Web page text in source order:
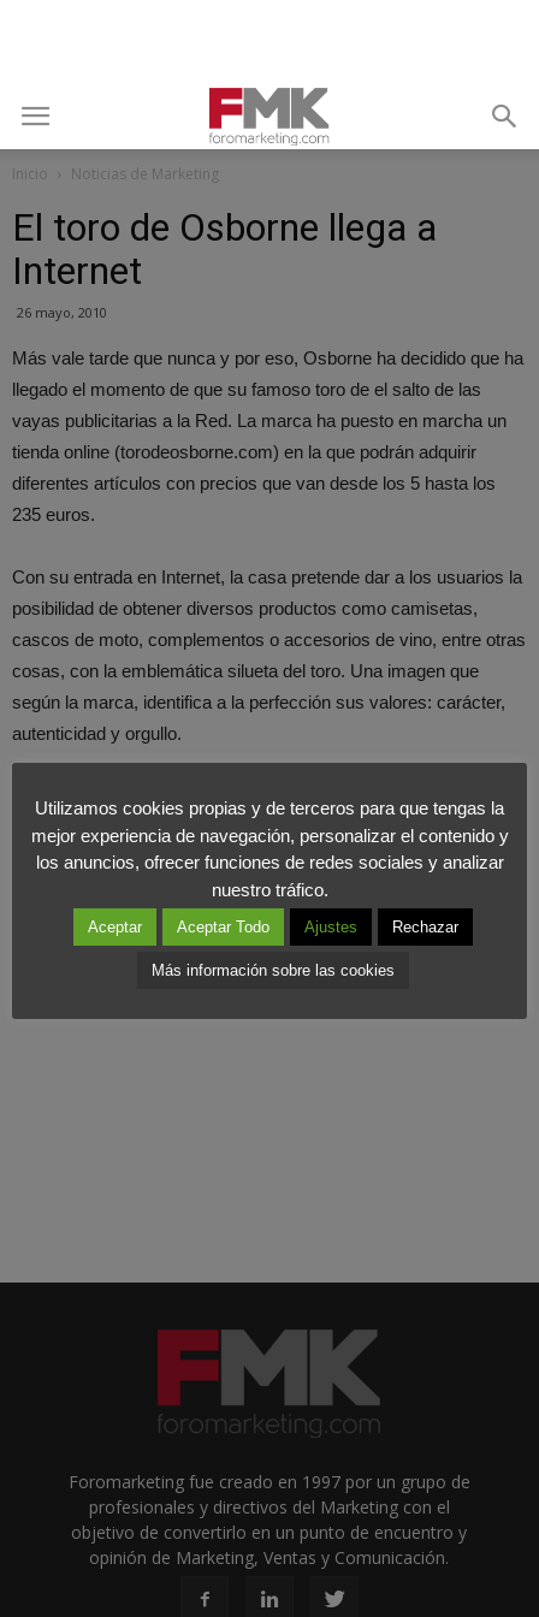
Inicio Noticias de Marketing
El toro de Osborne llega a
Internet
26 mayo, 2010
Más vale tarde que nunca y por eso, Osborne ha decidido que ha
llegado el momento de que su famoso toro de el salto de las
vayas publicitarias a la Red. La marca ha puesto en marcha un
tienda online (torodeosborne.com) en la que podrán adquirir
diferentes artículos con precios que van desde los 5 hasta los
235 euros.
Con su entrada en Internet, la casa pretende dar a los usuarios la
posibilidad de obtener diversos productos como camisetas,
cascos de moto, complementos o accesorios de vino, entre otras
cosas, con la emblemática silueta del toro. Una imagen que
según la marca, identifica a la perfección sus valores: carácter,
autenticidad y orgullo.
que los clientes podrán utilizar su cuenta de usuario en Facebook
para acceder a la tienda gracias a Facebook Connect.
Foromarketing fue creado en 1997 por un grupo de
profesionales y directivos del Marketing con el
objetivo de convertirlo en un punto de encuentro y
opinión de Marketing, Ventas y Comunicación.
Utilizamos cookies propias y de terceros para que tengas la
mejor experiencia de navegación, personalizar el contenido y
los anuncios, ofrecer funciones de redes sociales y analizar
nuestro tráfico.
Aceptar Aceptar Todo Ajustes Rechazar
Más información sobre las cookies